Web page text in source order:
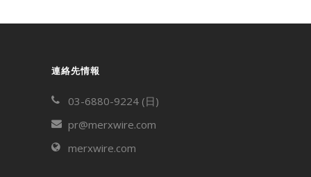
連絡先情報
03-6880-9224 (日)
pr@merxwire.com
merxwire.com